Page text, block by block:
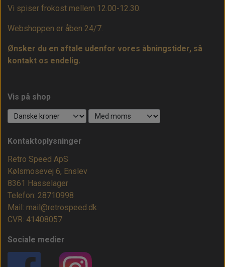
Vi spiser frokost mellem 12.00-12.30.
Webshoppen er åben 24/7.
Ønsker du en aftale udenfor vores åbningstider, så
kontakt os endelig.
Vis på shop
Kontaktoplysninger
Retro Speed ApS
Kølsmosevej 6, Enslev
8361 Hasselager
Telefon: 28710998
Mail: mail@retrospeed.dk
CVR: 41408057
Sociale medier